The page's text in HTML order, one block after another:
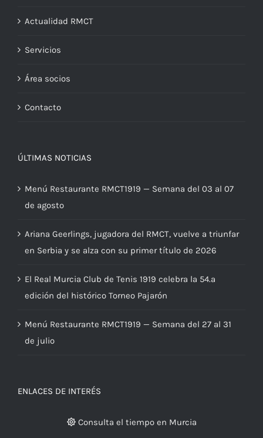
Actualidad RMCT
Servicios
Área socios
Contacto
ÚLTIMAS NOTICIAS
Menú Restaurante RMCT1919 — Semana del 03 al 07
de agosto
Ariana Geerlings, jugadora del RMCT, vuelve a triunfar
en Serbia y se alza con su primer título de 2026
El Real Murcia Club de Tenis 1919 celebra la 54.ª
edición del histórico Torneo Pajarón
Menú Restaurante RMCT1919 — Semana del 27 al 31
de julio
ENLACES DE INTERÉS
Consulta el tiempo en Murcia